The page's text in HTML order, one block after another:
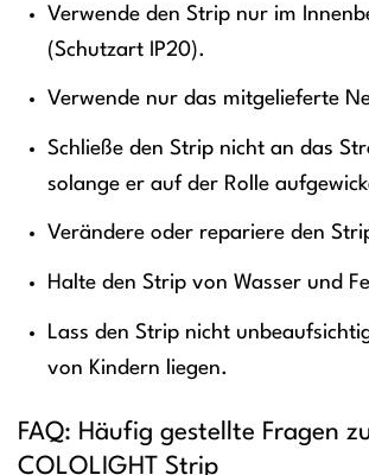
Verwende den Strip nur im
(Schutzart IP20).
Verwende nur das mitgelieferte
Schließe den Strip nicht an das
solange er auf der Rolle
Verändere oder repariere den
Halte den Strip von Wasser und
Lass den Strip nicht
von Kindern liegen.
FAQ: Häufig gestellte Fragen
COLOLIGHT Strip